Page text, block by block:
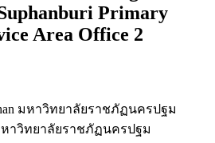
Primary
Area Office 2
มหาวิทยาลัยราชภัฏนครปฐม
าวิทยาลัยราชภัฏนครปฐม